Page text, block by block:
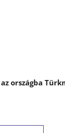
országba